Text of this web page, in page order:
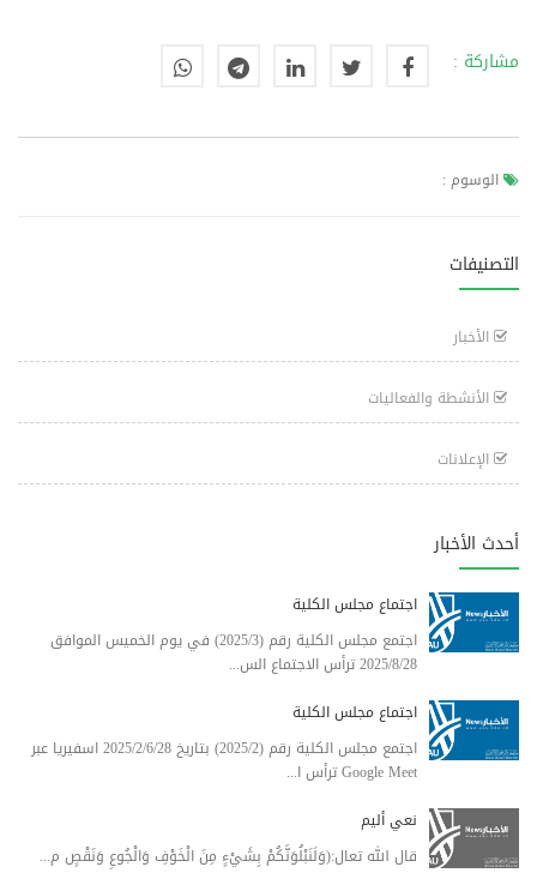
مشاركة :
الوسوم :
التصنيفات
الأخبار
الأنشطة والفعاليات
الإعلانات
أحدث الأخبار
اجتماع مجلس الكلية
اجتمع مجلس الكلية رقم (2025/3) في يوم الخميس الموافق
2025/8/28 ترأس الاجتماع الس...
اجتماع مجلس الكلية
اجتمع مجلس الكلية رقم (2025/2) بتاريخ 2025/2/6/28 اسفيريا عبر
Google Meet ترأس ا...
نعي أليم
قال الله تعال:(وَلَنَبْلُوَنَّكُمْ بِشَيْءٍ مِنَ الْخَوْفِ وَالْجُوعِ وَنَقْصٍ م...